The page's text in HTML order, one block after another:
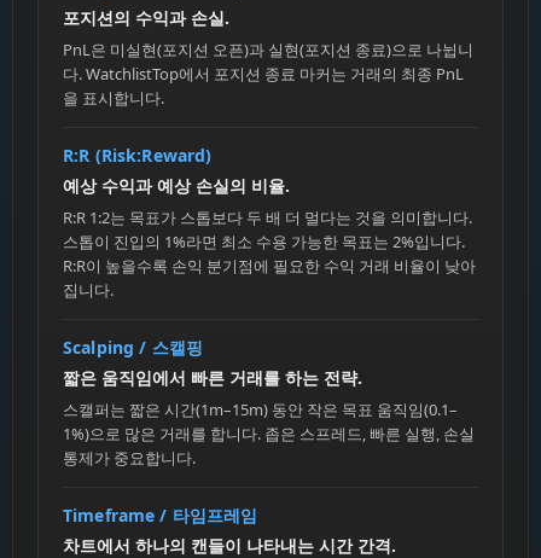
포지션의 수익과 손실.
PnL은 미실현(포지션 오픈)과 실현(포지션 종료)으로 나뉩니
다. WatchlistTop에서 포지션 종료 마커는 거래의 최종 PnL
을 표시합니다.
R:R (Risk:Reward)
예상 수익과 예상 손실의 비율.
R:R 1:2는 목표가 스톱보다 두 배 더 멀다는 것을 의미합니다.
스톱이 진입의 1%라면 최소 수용 가능한 목표는 2%입니다.
R:R이 높을수록 손익 분기점에 필요한 수익 거래 비율이 낮아
집니다.
Scalping / 스캘핑
짧은 움직임에서 빠른 거래를 하는 전략.
스캘퍼는 짧은 시간(1m–15m) 동안 작은 목표 움직임(0.1–
1%)으로 많은 거래를 합니다. 좁은 스프레드, 빠른 실행, 손실
통제가 중요합니다.
Timeframe / 타임프레임
차트에서 하나의 캔들이 나타내는 시간 간격.